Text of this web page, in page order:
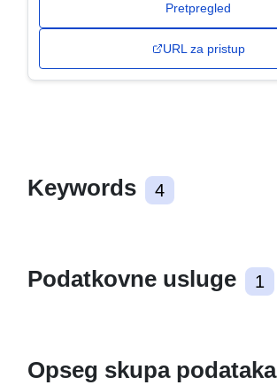
Pretpregled
URL za pristup
Keywords 4
Podatkovne usluge 1
Opseg skupa podataka